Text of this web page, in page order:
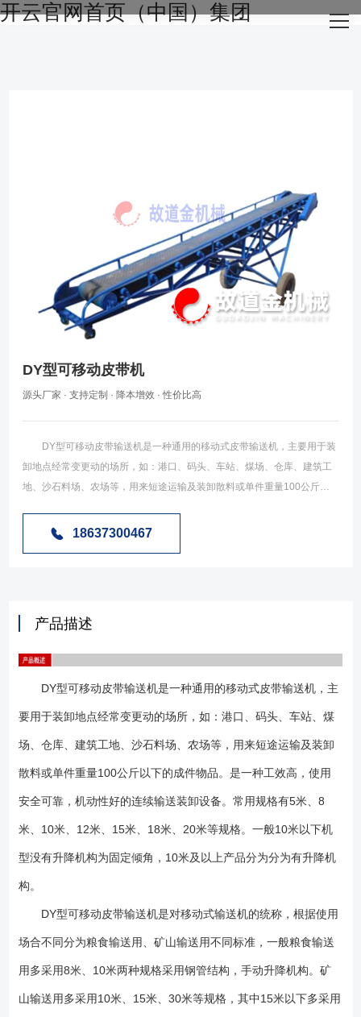
开云官网首页（中国）集团
网站开云官网首页（中国）集团
开云官网开云官网首页（中国）集团（中国）集团
DY型可移动皮带机
源头厂家 · 支持定制 · 降本增效 · 性价比高
DY型可移动皮带输送机是一种通用的移动式皮带输送机，主要用于装
卸地点经常变更动的场所，如：港口、码头、车站、煤场、仓库、建筑工
地、沙石料场、农场等，用来短途运输及装卸散料或单件重量100公斤以
设备。常用规格有5米、8米、10米、12米、15米、18米、20米等规格。
10米、15米、30米等规格，其中15米以下多采用槽钢骨架结构，15米以
常见的为粮机标准的可移动皮带输送机。 1.DY型可移动式皮带输送机
根据使用需求不同分为可升降型及不可升降型。 2.DY型可移动式皮带
输送机根据使用场合不同分为粮机标准和矿山机械标准，其中粮机标准也
料输送。矿山标准也被统称为矿用标准、重型标准，主要用于煤炭、小矿
石及单包重大于50公斤的物料的输送。 3.DY型号可移动皮带输送机粮
结构，矿山标准采用槽钢骨架结构。 Ⅱ、驱动方式不同，粮机标准一般
采用电机皮带轮式减速，无减速机结构。矿山标准采用减速机结构减速或
电动滚筒驱动。 Ⅲ、升降机构不同，粮机标准一般采用手动升降方式，
通辐条式橡胶轮胎，矿山标准采用汽车用真空轮胎。 1、尾轮组 2、
拉紧装置 3、电动滚筒组 4、空段清扫器 5、导料槽 6、上托辊组
行轮组 12、前部机架 13、弹簧清扫器 14、改向滚筒组 1、 机
架：是整机的主体，系由钢管焊接成的等断面衔架结构。机长在10米以下
者，为单节机架，机长10米及10米以上者，机架分成前后两节，以螺栓联
18637300467
产品描述
DY型可移动皮带输送机是一种通用的移动式皮带输送机，主
要用于装卸地点经常变更动的场所，如：港口、码头、车站、煤
场、仓库、建筑工地、沙石料场、农场等，用来短途运输及装卸
散料或单件重量100公斤以下的成件物品。是一种工效高，使用
安全可靠，机动性好的连续输送装卸设备。常用规格有5米、8
米、10米、12米、15米、18米、20米等规格。一般10米以下机
型没有升降机构为固定倾角，10米及以上产品分为分为有升降机
构。
DY型可移动皮带输送机是对移动式输送机的统称，根据使用
场合不同分为粮食输送用、矿山输送用不同标准，一般粮食输送
用多采用8米、10米两种规格采用钢管结构，手动升降机构。矿
山输送用多采用10米、15米、30米等规格，其中15米以下多采用